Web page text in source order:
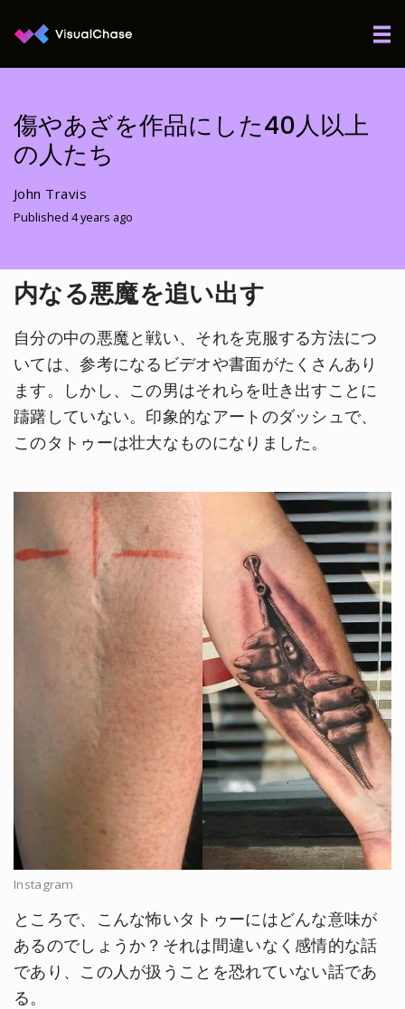
傷やあざを作品にした40人以上
の人たち
John Travis
Published 4 years ago
内なる悪魔を追い出す
自分の中の悪魔と戦い、それを克服する方法につ
いては、参考になるビデオや書面がたくさんあり
ます。しかし、この男はそれらを吐き出すことに
躊躇していない。印象的なアートのダッシュで、
このタトゥーは壮大なものになりました。
Instagram
ところで、こんな怖いタトゥーにはどんな意味が
あるのでしょうか？それは間違いなく感情的な話
であり、この人が扱うことを恐れていない話であ
る。